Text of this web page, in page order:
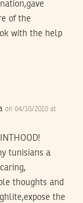
of the
with the help
on 04/10/2010 at
tunisians a
thoughts and
the